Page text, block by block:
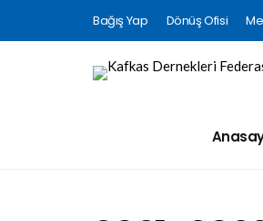
Bağış Yap Dönüş Ofisi